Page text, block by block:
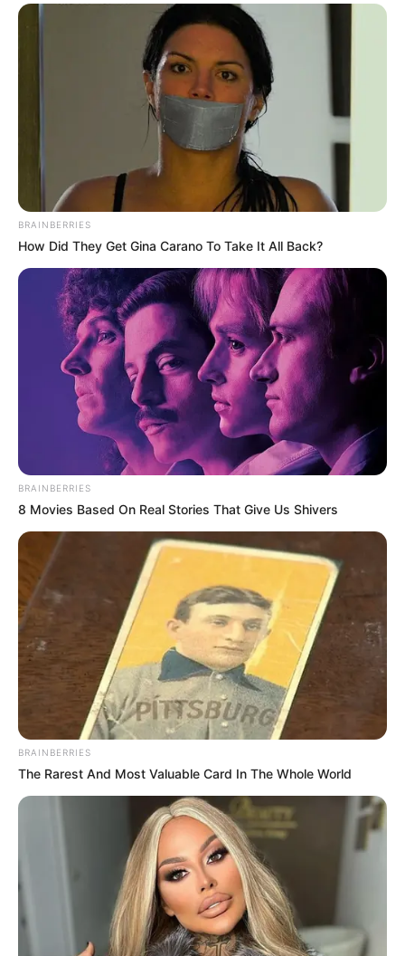
BRAINBERRIES
How Did They Get Gina Carano To Take It All Back?
BRAINBERRIES
8 Movies Based On Real Stories That Give Us Shivers
BRAINBERRIES
The Rarest And Most Valuable Card In The Whole World